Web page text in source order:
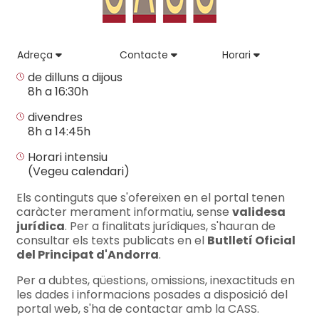
Adreça Contacte Horari
de dilluns a dijous
8h a 16:30h
divendres
8h a 14:45h
Horari intensiu
(Vegeu calendari)
Els continguts que s'ofereixen en el portal tenen
caràcter merament informatiu, sense validesa
jurídica. Per a finalitats jurídiques, s'hauran de
consultar els texts publicats en el Butlletí Oficial
del Principat d'Andorra.
Per a dubtes, qüestions, omissions, inexactituds en
les dades i informacions posades a disposició del
portal web, s'ha de contactar amb la CASS.